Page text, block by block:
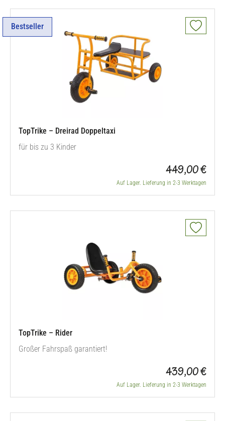
Bestseller
TopTrike – Dreirad Doppeltaxi
für bis zu 3 Kinder
449,00 €
Auf Lager. Lieferung in 2-3 Werktagen
TopTrike – Rider
Großer Fahrspaß garantiert!
439,00 €
Auf Lager. Lieferung in 2-3 Werktagen